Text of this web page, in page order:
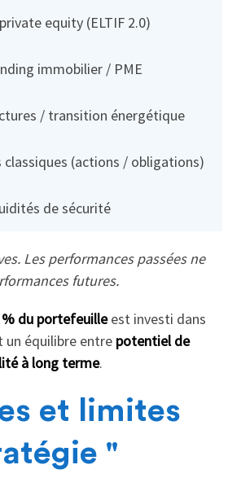
equity (ELTIF 2.0)
immobilier / PME
/ transition énergétique
(actions / obligations)
de sécurité
Les performances passées ne
futures.
% du portefeuilleest investi dans
un équilibre entre potentiel de
à long terme.
et limites
"